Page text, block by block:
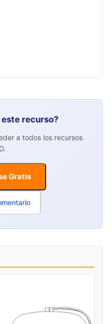
recurso?
a todos los recursos
Gratis